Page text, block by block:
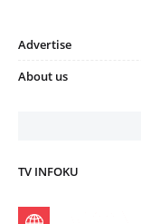
Advertise
About us
TV INFOKU